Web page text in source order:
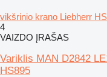
vikšrinio krano Liebherr
4
VAIZDO ĮRAŠAS
Variklis MAN D2842
HS895